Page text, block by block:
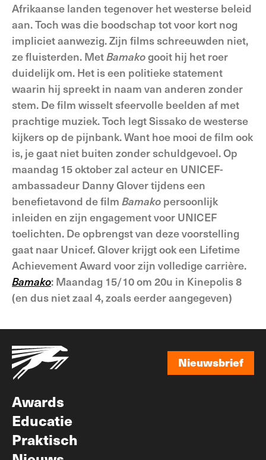
Afrikaanse landen tegenover het westerse beleid
aan. Toch was die boodschap tot voor kort nog
impliciet aanwezig. Zijn films schreeuwden niet,
ze fluisterden. MetBamakogooit hij het roer
duidelijk om. Het is een politieke statement
waarin hij spreekt in naam van anderen zonder
stem. De film wisselt sfeervolle beelden af met
prachtige muziek. Toch legt Sissako de westerse
kijkers op de pijnbank. Want hoe mooi de film ook
is, je gaat niet buiten zonder schuldgevoel. Op
maandag 15 oktober zal acteur en UNICEF-
ambassadeur Danny Glover tijdens een
benefietavond de film Bamako persoonlijk
inleiden en zijn engagement voor UNICEF
toelichten. De opbrengst van deze voorstelling
gaat naar Unicef. Glover krijgt ook een Lifetime
Achievement Award voor zijn volledige carrière.
Bamako: Maandag 15/10 om 20u in Kinepolis 8
(en dus niet zaal 4, zoals eerder aangegeven)
Nieuwsbrief
Awards
Educatie
Praktisch